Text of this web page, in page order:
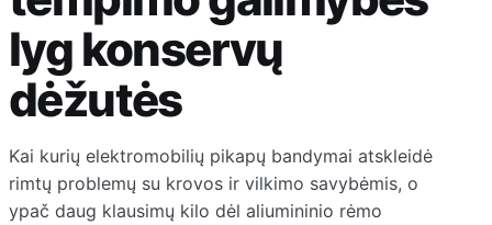
lyg konservų
dėžutės
Kai kurių elektromobilių pikapų bandymai atskleidė
rimtų problemų su krovos ir vilkimo savybėmis, o
ypač daug klausimų kilo dėl aliumininio rėmo